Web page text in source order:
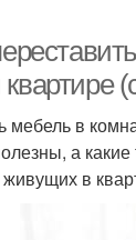
мебель в
а какие
в